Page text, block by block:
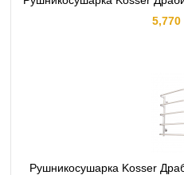
5,770
Рушникосушарка Kosser